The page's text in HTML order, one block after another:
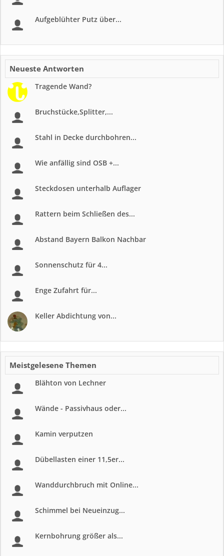
Aufgeblühter Putz über...
Neueste Antworten
Tragende Wand?
Bruchstücke,Splitter,...
Stahl in Decke durchbohren...
Wie anfällig sind OSB +...
Steckdosen unterhalb Auflager
Rattern beim Schließen des...
Abstand Bayern Balkon Nachbar
Sonnenschutz für 4...
Enge Zufahrt für...
Keller Abdichtung von...
Meistgelesene Themen
Blähton von Lechner
Wände - Passivhaus oder...
Kamin verputzen
Dübellasten einer 11,5er...
Wanddurchbruch mit Online...
Schimmel bei Neueinzug...
Kernbohrung größer als...